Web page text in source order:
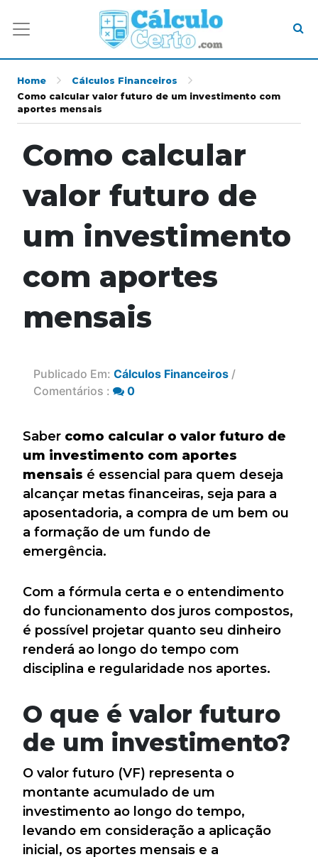
Home
Cálculos Financeiros
Como calcular valor futuro de um investimento com
aportes mensais
Como calcular
valor futuro de
um investimento
com aportes
mensais
Publicado Em: Cálculos Financeiros /
Comentários :
0
Saber como calcular o valor futuro de
um investimento com aportes
mensais é essencial para quem deseja
alcançar metas financeiras, seja para a
aposentadoria, a compra de um bem ou
a formação de um fundo de
emergência.
Com a fórmula certa e o entendimento
do funcionamento dos juros compostos,
é possível projetar quanto seu dinheiro
renderá ao longo do tempo com
disciplina e regularidade nos aportes.
O que é valor futuro
de um investimento?
O valor futuro (VF) representa o
montante acumulado de um
investimento ao longo do tempo,
levando em consideração a aplicação
inicial, os aportes mensais e a